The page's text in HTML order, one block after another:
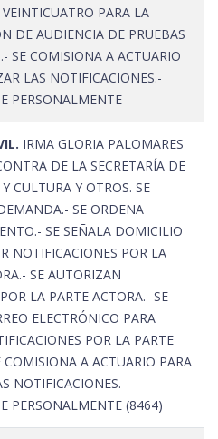
PARA LA
DE AUDIENCIA DE PRUEBAS
SE COMISIONA A ACTUARIO
LAS NOTIFICACIONES.-
PERSONALMENTE
IRMA GLORIA PALOMARES
DE LA SECRETARÍA DE
CULTURA Y OTROS. SE
SE ORDENA
SE SEÑALA DOMICILIO
NOTIFICACIONES POR LA
SE AUTORIZAN
LA PARTE ACTORA.- SE
ELECTRÓNICO PARA
POR LA PARTE
COMISIONA A ACTUARIO PARA
NOTIFICACIONES.-
PERSONALMENTE (8464)